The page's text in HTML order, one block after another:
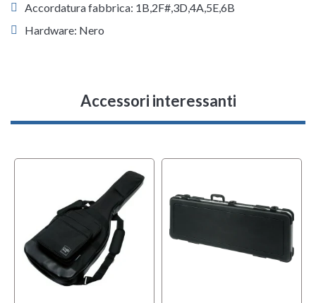
Accordatura fabbrica: 1B,2F#,3D,4A,5E,6B
Hardware: Nero
Accessori interessanti